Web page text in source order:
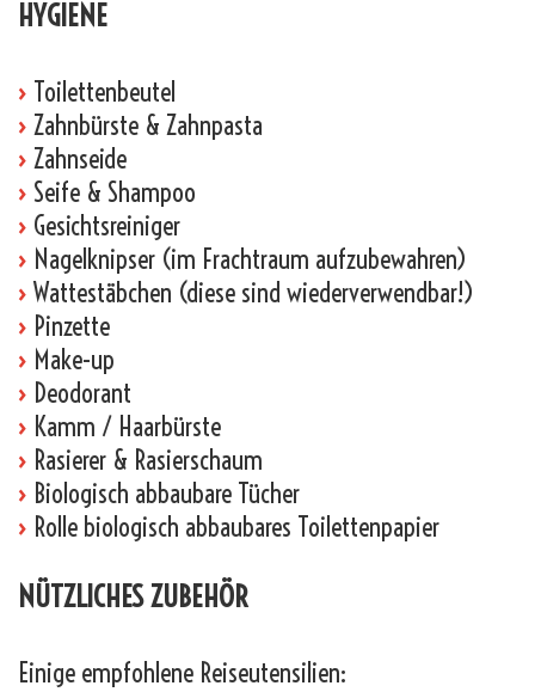
HYGIENE
› Toilettenbeutel
› Zahnbürste & Zahnpasta
› Zahnseide
› Seife & Shampoo
› Gesichtsreiniger
› Nagelknipser (im Frachtraum aufzubewahren)
› Wattestäbchen (diese sind wiederverwendbar!)
› Pinzette
› Make-up
› Deodorant
› Kamm / Haarbürste
› Rasierer & Rasierschaum
› Biologisch abbaubare Tücher
› Rolle biologisch abbaubares Toilettenpapier
NÜTZLICHES ZUBEHÖR
Einige empfohlene Reiseutensilien: